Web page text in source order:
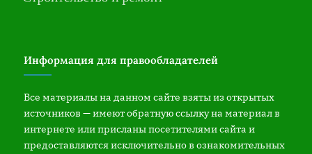
Информация для правообладателей
Все материалы на данном сайте взяты из открытых
источников — имеют обратную ссылку на материал в
интернете или присланы посетителями сайта и
предоставляются исключительно в ознакомительных